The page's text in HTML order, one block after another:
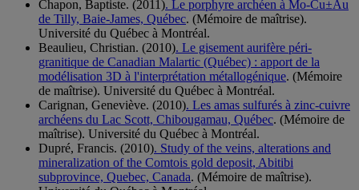
Chapon, Baptiste. (2011). Le porphyre archéen à Mo-Cu±Au
de Tilly, Baie-James, Québec. (Mémoire de maîtrise).
Université du Québec à Montréal.
Beaulieu, Christian. (2010). Le gisement aurifère péri-
granitique de Canadian Malartic (Québec) : apport de la
modélisation 3D à l'interprétation métallogénique. (Mémoire
de maîtrise). Université du Québec à Montréal.
Carignan, Geneviève. (2010). Les amas sulfurés à zinc-cuivre
archéens du Lac Scott, Chibougamau, Québec. (Mémoire de
maîtrise). Université du Québec à Montréal.
Dupré, Francis. (2010). Study of the veins, alterations and
mineralization of the Comtois gold deposit, Abitibi
subprovince, Quebec, Canada. (Mémoire de maîtrise).